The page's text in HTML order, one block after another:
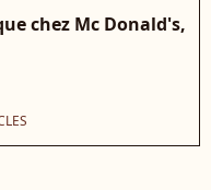
chez Mc Donald's,